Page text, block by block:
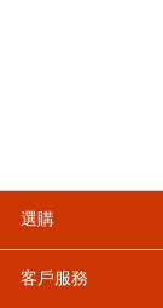
選購
客戶服務